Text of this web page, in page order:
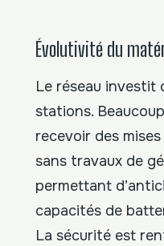
Évolutivité du
Le réseau investit
stations.
recevoir des
sans travaux de
permettant
capacités de
La sécurité est